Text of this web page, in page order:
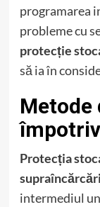
programarea
probleme cu
protecție
să ia în
Metode
Protecția
intermediul